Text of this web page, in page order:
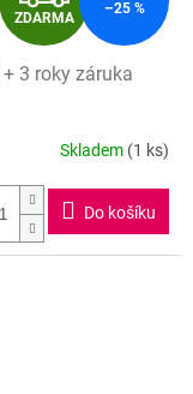
D
A
R
M
A
ZDARMA
–25 %
+ 3 roky záruka
Skladem (1 ks)
Do košíku